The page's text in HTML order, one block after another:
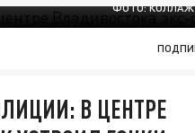
ФОТО: КОЛЛАЖ
В ЦЕНТРЕ